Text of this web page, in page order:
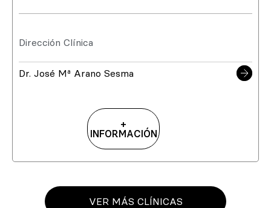
Dirección Clínica
Dr. José Mª Arano Sesma
+
INFORMACIÓN
VER MÁS CLÍNICAS